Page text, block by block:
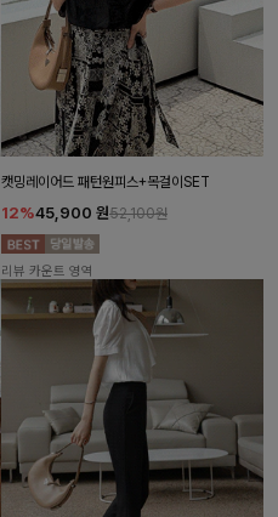
캣밍레이어드 패턴원피스+목걸이SET
12%45,900 원52,100원
리뷰 카운트 영역